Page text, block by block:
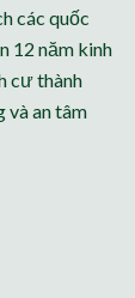
các quốc
12 năm kinh
cư thành
và an tâm